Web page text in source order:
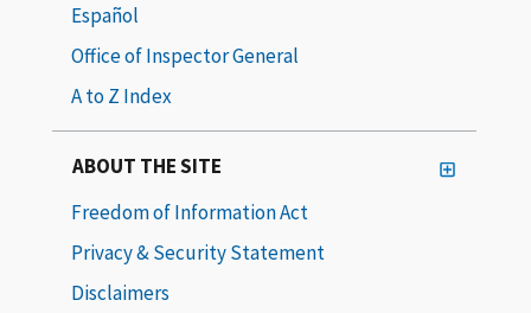
Español
Office of Inspector General
A to Z Index
ABOUT THE SITE
Freedom of Information Act
Privacy & Security Statement
Disclaimers